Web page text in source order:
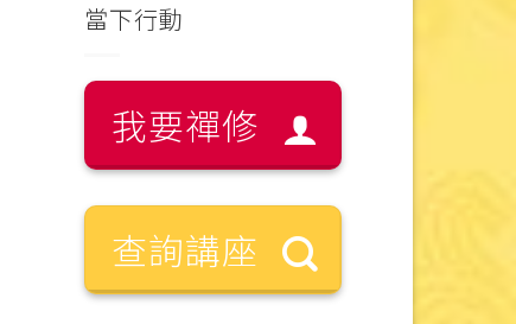
當下行動
我要禪修
查詢講座